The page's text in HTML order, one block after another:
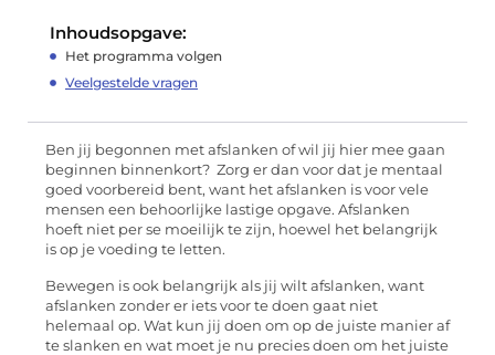
Inhoudsopgave:
Het programma volgen
Veelgestelde vragen
Ben jij begonnen met afslanken of wil jij hier mee gaan
beginnen binnenkort? Zorg er dan voor dat je mentaal
goed voorbereid bent, want het afslanken is voor vele
mensen een behoorlijke lastige opgave. Afslanken
hoeft niet per se moeilijk te zijn, hoewel het belangrijk
is op je voeding te letten.
Bewegen is ook belangrijk als jij wilt afslanken, want
afslanken zonder er iets voor te doen gaat niet
helemaal op. Wat kun jij doen om op de juiste manier af
te slanken en wat moet je nu precies doen om het juiste